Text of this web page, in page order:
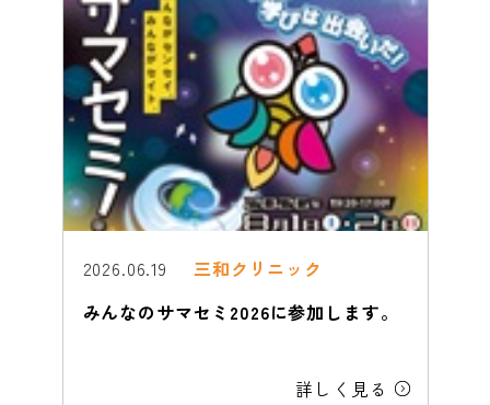
chevron_right 内視鏡について
chevron_right 設備紹介
chevron_right 大阪薬業けんぽ健康診断
chevron_right オプション検査
chevron_right 理学療法士
chevron_right ケアマネジャー
2026.06.19
三和クリニック
みんなのサマセミ2026に参加します。
詳しく見る